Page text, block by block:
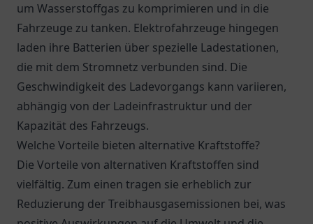
um Wasserstoffgas zu komprimieren und in die
Fahrzeuge zu tanken. Elektrofahrzeuge hingegen
laden ihre Batterien über spezielle Ladestationen,
die mit dem Stromnetz verbunden sind. Die
Geschwindigkeit des Ladevorgangs kann variieren,
abhängig von der Ladeinfrastruktur und der
Kapazität des Fahrzeugs.
Welche Vorteile bieten alternative Kraftstoffe?
Die Vorteile von alternativen Kraftstoffen sind
vielfältig. Zum einen tragen sie erheblich zur
Reduzierung der Treibhausgasemissionen bei, was